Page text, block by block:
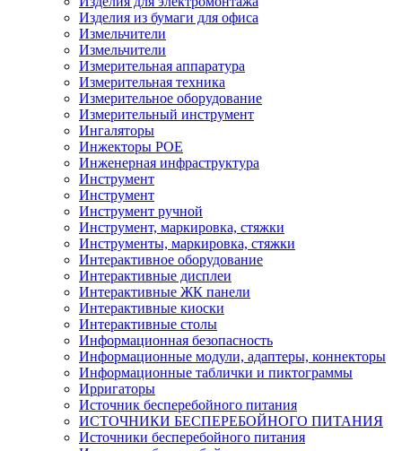
Изделия из бумаги для офиса
Измельчители
Измельчители
Измерительная аппаратура
Измерительная техника
Измерительное оборудование
Измерительный инструмент
Ингаляторы
Инжекторы POE
Инженерная инфраструктура
Инструмент
Инструмент
Инструмент ручной
Инструмент, маркировка, стяжки
Инструменты, маркировка, стяжки
Интерактивное оборудование
Интерактивные дисплеи
Интерактивные ЖК панели
Интерактивные киоски
Интерактивные столы
Информационная безопасность
Информационные модули, адаптеры, коннекторы
Информационные таблички и пиктограммы
Ирригаторы
Источник бесперебойного питания
ИСТОЧНИКИ БЕСПЕРЕБОЙНОГО ПИТАНИЯ
Источники бесперебойного питания